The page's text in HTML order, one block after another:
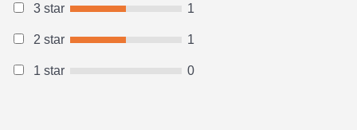
3 star 1
2 star 1
1 star 0